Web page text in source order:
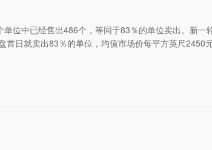
位中已经售出486个，等同于83％的单位卖出。新一
日就卖出83％的单位，均值市场价每平方英尺2450